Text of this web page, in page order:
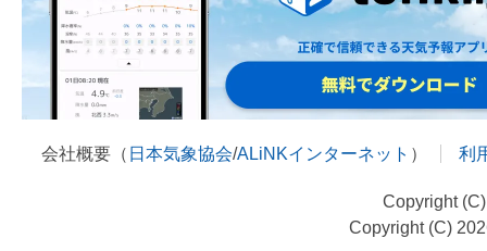
会社概要（ 日本気象協会/ALiNKインターネット ） 利
Copyright
Copyright (C)